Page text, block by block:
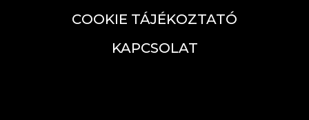
COOKIE TÁJÉKOZTATÓ
KAPCSOLAT